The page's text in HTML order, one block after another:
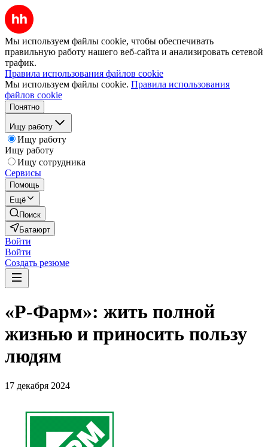
Мы используем файлы cookie, чтобы обеспечивать
правильную работу нашего веб-сайта и анализировать сетевой
трафик.
Правила использования файлов cookie
Мы используем файлы cookie. Правила использования
файлов cookie
Понятно
Ищу работу
Ищу работу
Ищу работу
Ищу сотрудника
Сервисы
Помощь
Ещё
Поиск
Батаюрт
Войти
Войти
Создать резюме
«Р-Фарм»: жить полной
жизнью и приносить пользу
людям
17 декабря 2024